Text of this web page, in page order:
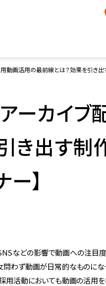
用動画活用の最前線とは？効果を引き
アーカイ
き出す制
ー】
などの影響で動画への注目度
わず動画が日常的なものにな
用活動においても動画の活用